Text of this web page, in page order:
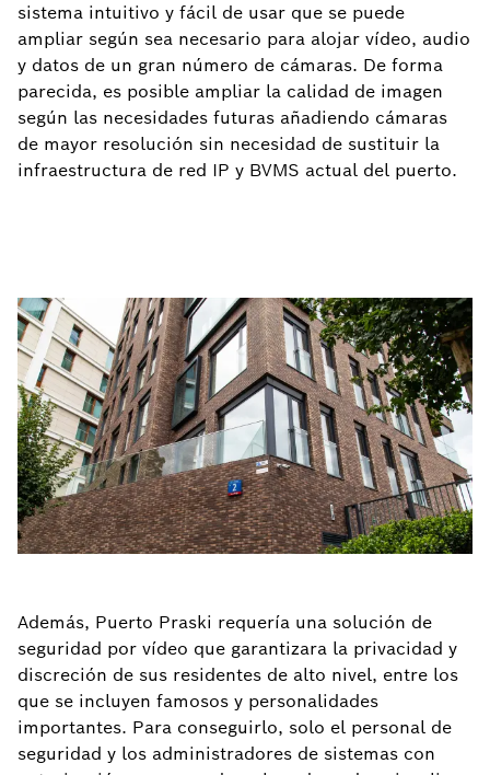
sistema intuitivo y fácil de usar que se puede
ampliar según sea necesario para alojar vídeo, audio
y datos de un gran número de cámaras. De forma
parecida, es posible ampliar la calidad de imagen
según las necesidades futuras añadiendo cámaras
de mayor resolución sin necesidad de sustituir la
infraestructura de red IP y BVMS actual del puerto.
Además, Puerto Praski requería una solución de
seguridad por vídeo que garantizara la privacidad y
discreción de sus residentes de alto nivel, entre los
que se incluyen famosos y personalidades
importantes. Para conseguirlo, solo el personal de
seguridad y los administradores de sistemas con